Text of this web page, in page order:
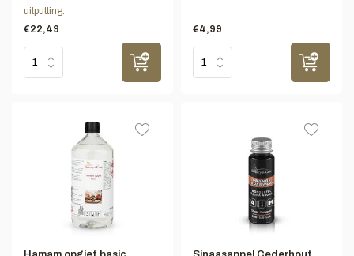
uitputting.
€22,49
€4,99